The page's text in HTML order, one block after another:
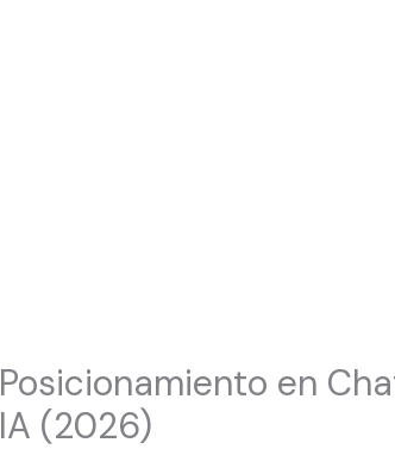
Posicionamiento en
IA (2026)